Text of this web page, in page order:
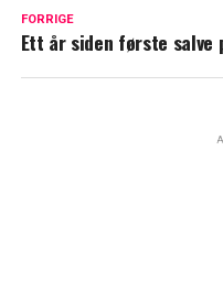
FORRIGE
Ett år siden første salve